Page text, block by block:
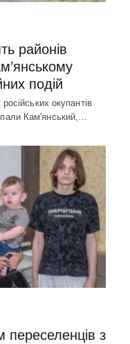
районів
подій
окупантів
Кам'янський,…
переселенців з